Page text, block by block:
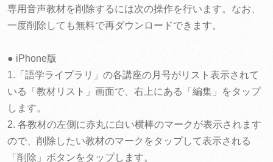
専用音声教材を削除するには次の操作を行います。なお、
一度削除しても無料で再ダウンロードできます。
● iPhone版
1.「語学ライブラリ」の各講座の月号がリスト表示されて
いる「教材リスト」画面で、右上にある「編集」をタップ
します。
2. 各教材の左側に赤丸に白い横棒のマークが表示されます
ので、削除したい教材のマークをタップして表示される
「削除」ボタンをタップします。